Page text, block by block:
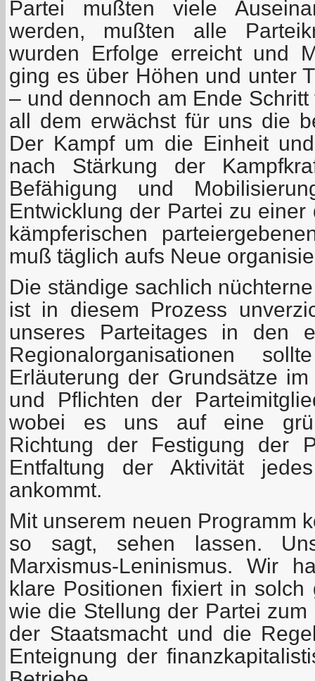
Partei mußten viele
werden, mußten alle
wurden Erfolge erreicht und
ging es über Höhen und unter
– und dennoch am Ende
all dem erwächst für uns die
Der Kampf um die Einheit
nach Stärkung der
Befähigung und
Entwicklung der Partei zu
kämpferischen
muß täglich aufs Neue
Die ständige sachlich
ist in diesem Prozess
unseres Parteitages in den
Regionalorganisationen
Erläuterung der Grundsätze
und Pflichten der
wobei es uns auf eine
Richtung der Festigung der
Entfaltung der Aktivität
ankommt.
Mit unserem neuen Programm
so sagt, sehen lassen.
Marxismus-Leninismus. Wir
klare Positionen fixiert in solch
wie die Stellung der Partei
der Staatsmacht und die
Enteignung der